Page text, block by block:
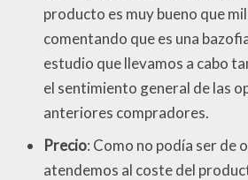
producto es muy bueno que
comentando que es una
estudio que llevamos a cabo
el sentimiento general de las
anteriores compradores.
Precio: Como no podía ser de
atendemos al coste del